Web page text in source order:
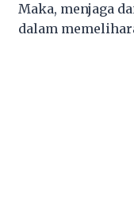
Maka, menjaga
dalam